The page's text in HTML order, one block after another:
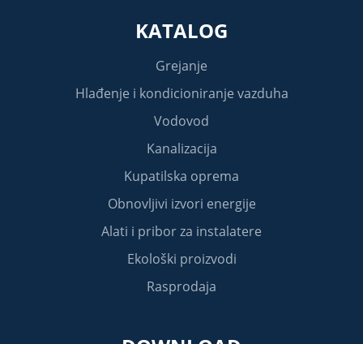
KATALOG
Grejanje
Hlađenje i kondicioniranje vazduha
Vodovod
Kanalizacija
Kupatilska oprema
Obnovljivi izvori energije
Alati i pribor za instalatere
Ekološki proizvodi
Rasprodaja